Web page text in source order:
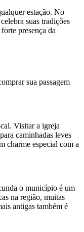
estação. No
suas tradições
presença da
sua passagem
Visitar a igreja
caminhadas leves
charme especial com a
o município é um
na região, muitas
antigas também é